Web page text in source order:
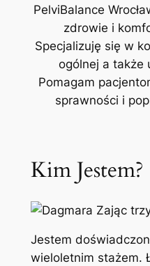
PelviBalance
zdrowie i
Specjalizuję się w
ogólnej a także
Pomagam
sprawności i
Kim Jestem?
Jestem
wieloletnim stażem.